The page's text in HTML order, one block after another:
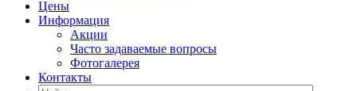
Цены
Информация
Акции
Часто задаваемые вопросы
Фотогалерея
Контакты